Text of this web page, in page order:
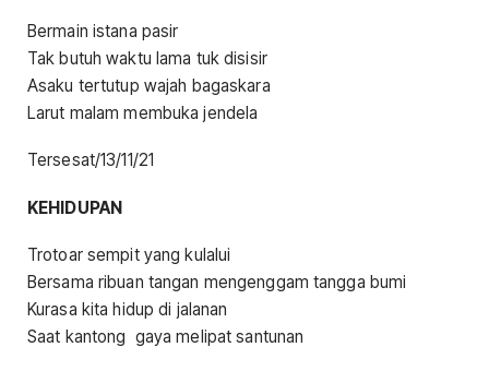
Bermain istana pasir
Tak butuh waktu lama tuk disisir
Asaku tertutup wajah bagaskara
Larut malam membuka jendela
Tersesat/13/11/21
KEHIDUPAN
Trotoar sempit yang kulalui
Bersama ribuan tangan mengenggam tangga bumi
Kurasa kita hidup di jalanan
Saat kantong gaya melipat santunan